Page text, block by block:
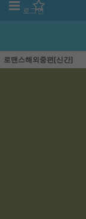
로그인
로맨스해외중편[신간]